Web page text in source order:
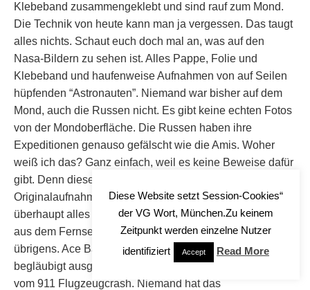
Klebeband zusammengeklebt und sind rauf zum Mond.
Die Technik von heute kann man ja vergessen. Das taugt
alles nichts. Schaut euch doch mal an, was auf den
Nasa-Bildern zu sehen ist. Alles Pappe, Folie und
Klebeband und haufenweise Aufnahmen von auf Seilen
hüpfenden “Astronauten”. Niemand war bisher auf dem
Mond, auch die Russen nicht. Es gibt keine echten Fotos
von der Mondoberfläche. Die Russen haben ihre
Expeditionen genauso gefälscht wie die Amis. Woher
weiß ich das? Ganz einfach, weil es keine Beweise dafür
gibt. Denn diese sind angeblich verschwunden. Die
Originalaufnahmen, Aufzeichnungen, Protokolle,
überhaupt alles ist weg. Es gibt nur das, was irgendwer
aus dem Fernseher abgefilmt hat. Genauso wie bei 911
übrigens. Ace Baker hat 100000$ Belohnung notariell
begläubigt ausgestellt für irgendeine Originalaufnahme
vom 911 Flugzeugcrash. Niemand hat das
Diese Website setzt Session-Cookies“
der VG Wort, München.Zu keinem
Zeitpunkt werden einzelne Nutzer
identifiziert
Accept Read More